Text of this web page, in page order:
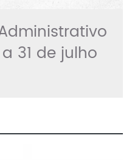
31 de julho